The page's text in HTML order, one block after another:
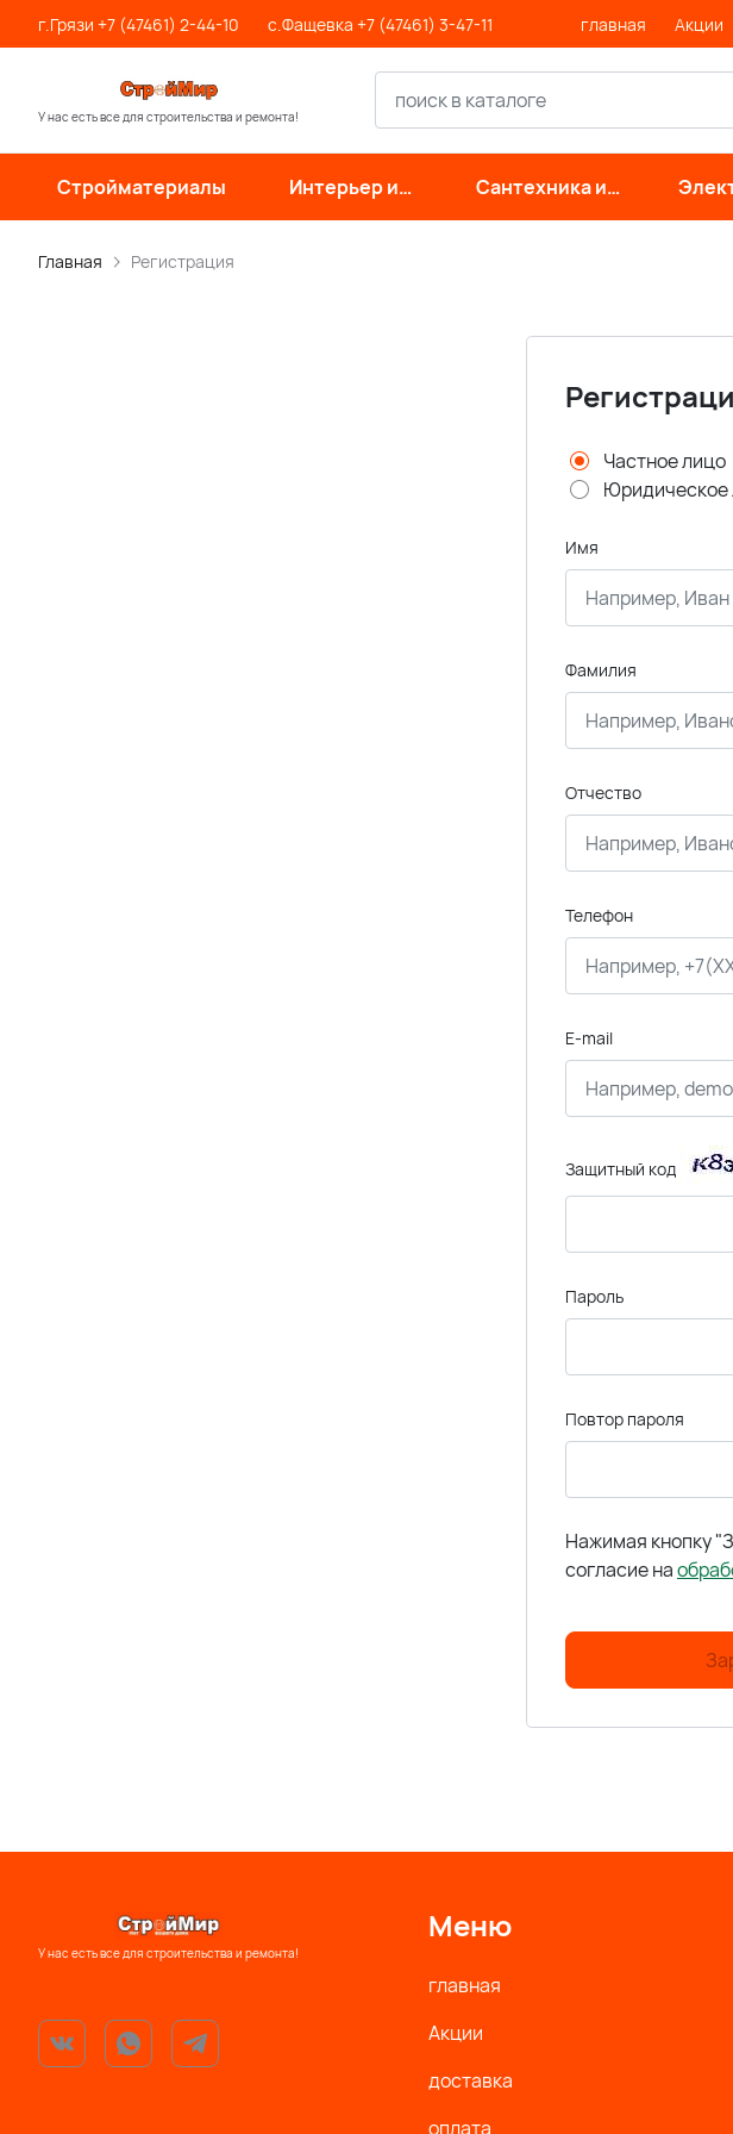
г.Грязи +7 (47461) 2-44-10 с.Фащевка +7 (47461) 3-47-11 главная Акции
У нас есть все для строительства и ремонта!
Стройматериалы
Интерьер и
отделка
Сантехника и
инженерные
Главная Регистрация
Частное лицо
Юридическое
Имя
Фамилия
Отчество
Телефон
E-mail
Защитный код
Пароль
Повтор пароля
Нажимая кнопку
согласие на
У нас есть все для строительства и ремонта!
Меню
главная
Акции
доставка
оплата